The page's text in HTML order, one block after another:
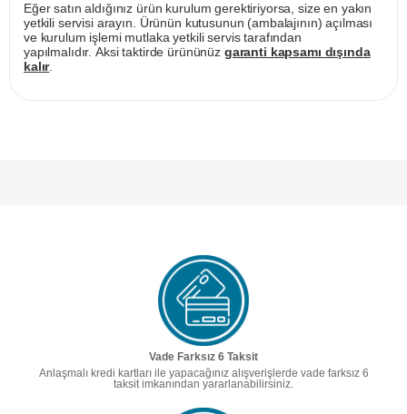
Eğer satın aldığınız ürün kurulum gerektiriyorsa, size en yakın
yetkili servisi arayın. Ürünün kutusunun (ambalajının) açılması
ve kurulum işlemi mutlaka yetkili servis tarafından
yapılmalıdır. Aksi taktirde ürününüz garanti kapsamı dışında
kalır.
Vade Farksız 6 Taksit
Anlaşmalı kredi kartları ile yapacağınız alışverişlerde vade farksız 6
taksit imkanından yararlanabilirsiniz.